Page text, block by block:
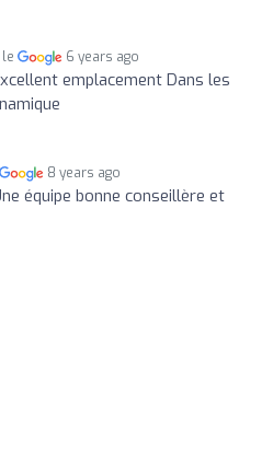
le 6 years ago
emplacement Dans les
8 years ago
équipe bonne conseillère et